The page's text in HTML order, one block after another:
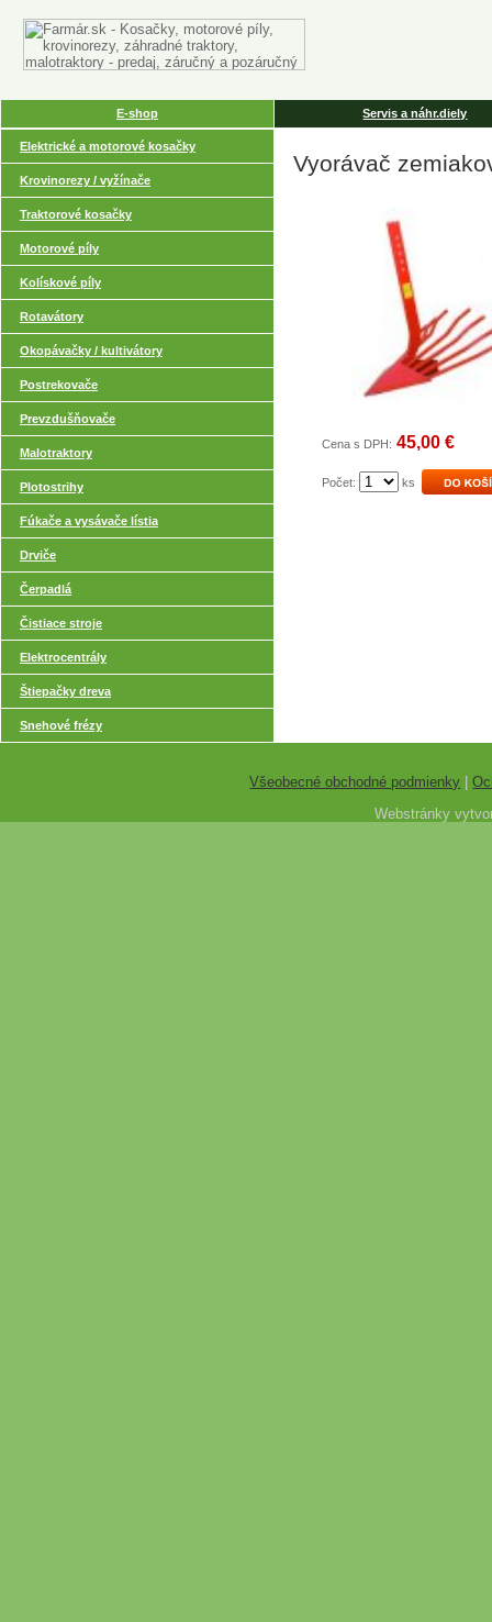
E-shop Servis a náhr.diely
Elektrické a motorové kosačky
Krovinorezy / vyžínače
Traktorové kosačky
Motorové píly
Kolískové píly
Rotavátory
Okopávačky / kultivátory
Postrekovače
Prevzdušňovače
Malotraktory
Plotostrihy
Fúkače a vysávače lístia
Drviče
Čerpadlá
Čistiace stroje
Elektrocentrály
Štiepačky dreva
Snehové frézy
Vyorávač
Cena s DPH: 45,00 €
Počet: ks
Všeobecné obchodné podmienky |
Webstránky